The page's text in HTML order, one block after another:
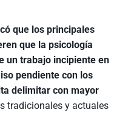
que los principales
que la psicología
un trabajo incipiente en
pendiente con los
delimitar con mayor
tradicionales y actuales